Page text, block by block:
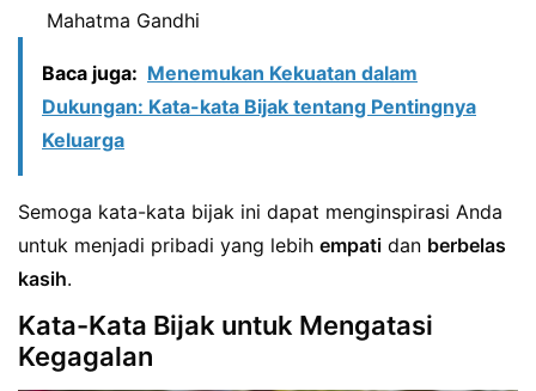
Mahatma Gandhi
Baca juga: Menemukan Kekuatan dalam
Dukungan: Kata-kata Bijak tentang Pentingnya
Keluarga
Semoga kata-kata bijak ini dapat menginspirasi Anda
untuk menjadi pribadi yang lebih empati dan berbelas
kasih.
Kata-Kata Bijak untuk Mengatasi
Kegagalan